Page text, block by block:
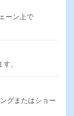
ーン上で
。
グまたはショー